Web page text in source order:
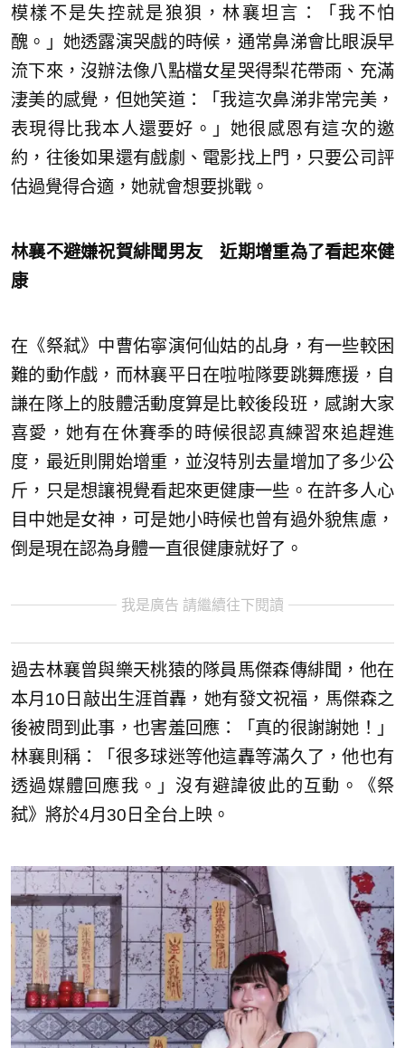
模樣不是失控就是狼狽，林襄坦言：「我不怕
醜。」她透露演哭戲的時候，通常鼻涕會比眼淚早
流下來，沒辦法像八點檔女星哭得梨花帶雨、充滿
淒美的感覺，但她笑道：「我這次鼻涕非常完美，
表現得比我本人還要好。」她很感恩有這次的邀
約，往後如果還有戲劇、電影找上門，只要公司評
估過覺得合適，她就會想要挑戰。
林襄不避嫌祝賀緋聞男友 近期增重為了看起來健
康
在《祭弒》中曹佑寧演何仙姑的乩身，有一些較困
難的動作戲，而林襄平日在啦啦隊要跳舞應援，自
謙在隊上的肢體活動度算是比較後段班，感謝大家
喜愛，她有在休賽季的時候很認真練習來追趕進
度，最近則開始增重，並沒特別去量增加了多少公
斤，只是想讓視覺看起來更健康一些。在許多人心
目中她是女神，可是她小時候也曾有過外貌焦慮，
倒是現在認為身體一直很健康就好了。
我是廣告 請繼續往下閱讀
過去林襄曾與樂天桃猿的隊員馬傑森傳緋聞，他在
本月10日敲出生涯首轟，她有發文祝福，馬傑森之
後被問到此事，也害羞回應：「真的很謝謝她！」
林襄則稱：「很多球迷等他這轟等滿久了，他也有
透過媒體回應我。」沒有避諱彼此的互動。《祭
弑》將於4月30日全台上映。